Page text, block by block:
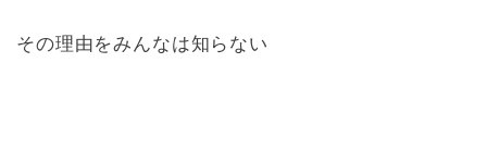
その理由をみんなは知らない